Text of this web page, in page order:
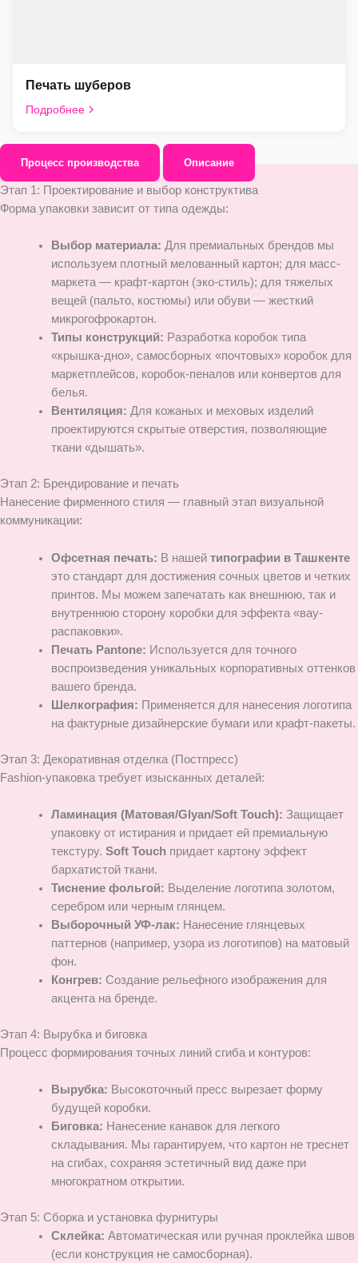
Печать шуберов
Подробнее
Процесс производства Описание
Этап 1: Проектирование и выбор конструктива
Форма упаковки зависит от типа одежды:
Выбор материала: Для премиальных брендов мы
используем плотный мелованный картон; для масс-
маркета — крафт-картон (эко-стиль); для тяжелых
вещей (пальто, костюмы) или обуви — жесткий
микрогофрокартон.
Типы конструкций: Разработка коробок типа
«крышка-дно», самосборных «почтовых» коробок для
маркетплейсов, коробок-пеналов или конвертов для
белья.
Вентиляция: Для кожаных и меховых изделий
проектируются скрытые отверстия, позволяющие
ткани «дышать».
Этап 2: Брендирование и печать
Нанесение фирменного стиля — главный этап визуальной
коммуникации:
Офсетная печать: В нашей типографии в Ташкенте
это стандарт для достижения сочных цветов и четких
принтов. Мы можем запечатать как внешнюю, так и
внутреннюю сторону коробки для эффекта «вау-
распаковки».
Печать Pantone: Используется для точного
воспроизведения уникальных корпоративных оттенков
вашего бренда.
Шелкография: Применяется для нанесения логотипа
на фактурные дизайнерские бумаги или крафт-пакеты.
Этап 3: Декоративная отделка (Постпресс)
Fashion-упаковка требует изысканных деталей:
Ламинация (Матовая/Glyan/Soft Touch): Защищает
упаковку от истирания и придает ей премиальную
текстуру. Soft Touchпридает картону эффект
бархатистой ткани.
Тиснение фольгой: Выделение логотипа золотом,
серебром или черным глянцем.
Выборочный УФ-лак: Нанесение глянцевых
паттернов (например, узора из логотипов) на матовый
фон.
Конгрев: Создание рельефного изображения для
акцента на бренде.
Этап 4: Вырубка и биговка
Процесс формирования точных линий сгиба и контуров:
Вырубка: Высокоточный пресс вырезает форму
будущей коробки.
Биговка: Нанесение канавок для легкого
складывания. Мы гарантируем, что картон не треснет
на сгибах, сохраняя эстетичный вид даже при
многократном открытии.
Этап 5: Сборка и установка фурнитуры
Склейка: Автоматическая или ручная проклейка швов
(если конструкция не самосборная).